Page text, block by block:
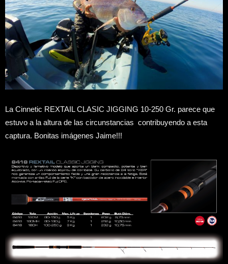
La Cinnetic REXTAIL CLASIC JIGGING 10-250 Gr. parece que
estuvo a la altura de las circunstancias contribuyendo a esta
captura. Bonitas imágenes Jaime!!!